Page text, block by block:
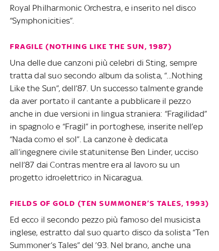
Royal Philharmonic Orchestra, e inserito nel disco
“Symphonicities”.
FRAGILE (NOTHING LIKE THE SUN, 1987)
Una delle due canzoni più celebri di Sting, sempre
tratta dal suo secondo album da solista, “...Nothing
Like the Sun”, dell’87. Un successo talmente grande
da aver portato il cantante a pubblicare il pezzo
anche in due versioni in lingua straniera: “Fragilidad”
in spagnolo e “Fragil” in portoghese, inserite nell’ep
“Nada como el sol”. La canzone è dedicata
all’ingegnere civile statunitense Ben Linder, ucciso
nell’87 dai Contras mentre era al lavoro su un
progetto idroelettrico in Nicaragua.
FIELDS OF GOLD (TEN SUMMONER’S TALES, 1993)
Ed ecco il secondo pezzo più famoso del musicista
inglese, estratto dal suo quarto disco da solista “Ten
Summoner’s Tales” del ’93. Nel brano, anche una